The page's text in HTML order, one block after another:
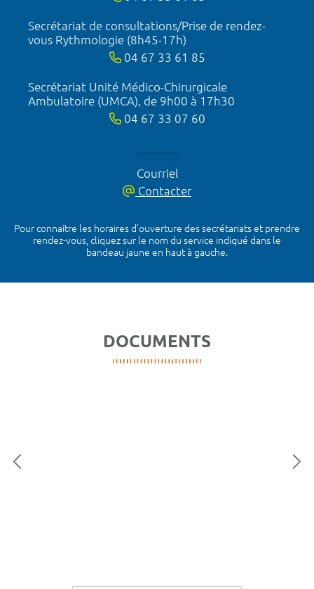
Secrétariat de consultations/Prise de rendez-
vous Rythmologie (8h45-17h)
04 67 33 61 85
Secrétariat Unité Médico-Chirurgicale
Ambulatoire (UMCA), de 9h00 à 17h30
04 67 33 07 60
Courriel
Contacter
Pour connaître les horaires d’ouverture des secrétariats et prendre
rendez-vous, cliquez sur le nom du service indiqué dans le
bandeau jaune en haut à gauche.
DOCUMENTS